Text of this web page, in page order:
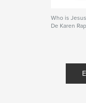
Who is
De Karen